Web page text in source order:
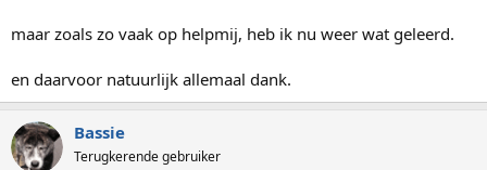
maar zoals zo vaak op helpmij, heb ik nu weer wat geleerd.
en daarvoor natuurlijk allemaal dank.
Bassie
Terugkerende gebruiker